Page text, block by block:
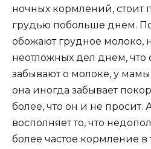
ночных кормлений, стоит
грудью побольше днем.
обожают грудное молоко,
неотложных дел днем, что
забывают о молоке, у
она иногда забывает
более, что он и не
восполняет то, что
более частое кормление